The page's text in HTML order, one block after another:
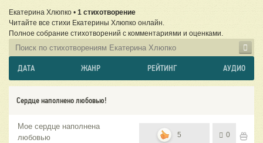
Екатерина Хлюпко • 1 стихотворение
Читайте все стихи Екатерины Хлюпко онлайн.
Полное собрание стихотворений с комментариями и оценками.
ДАТА ЖАНР РЕЙТИНГ АУДИО
Сердце наполнено любовью!
Мое сердце наполнена
любовью
5 0